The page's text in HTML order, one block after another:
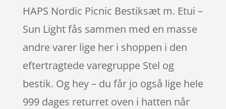
HAPS Nordic Picnic Bestiksæt m. Etui –
Sun Light fås sammen med en masse
andre varer lige her i shoppen i den
eftertragtede varegruppe Stel og
bestik. Og hey – du får jo også lige hele
999 dages returret oven i hatten når